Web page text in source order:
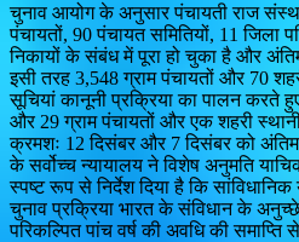
चुनाव आयोग के अनुसार पंचायती राज
पंचायतों, 90 पंचायत समितियों, 11 जिला
निकायों के संबंध में पूरा हो चुका है और
इसी तरह 3,548 ग्राम पंचायतों और 70
सूचियां कानूनी प्रक्रिया का पालन करते
और 29 ग्राम पंचायतों और एक शहरी
क्रमशः 12 दिसंबर और 7 दिसंबर को
के सर्वोच्च न्यायालय ने विशेष अनुमति
स्पष्ट रूप से निर्देश दिया है कि
चुनाव प्रक्रिया भारत के संविधान के
परिकल्पित पांच वर्ष की अवधि की